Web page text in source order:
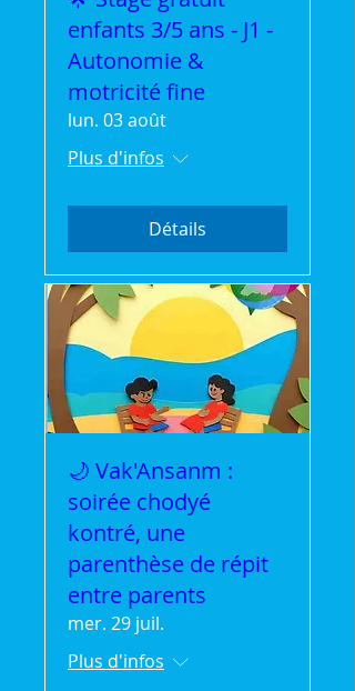
enfants 3/5 ans - J1 -
Autonomie &
motricité fine
lun. 03 août
Plus d'infos
Détails
🌙 Vak'Ansanm :
soirée chodyé
kontré, une
parenthèse de répit
entre parents
mer. 29 juil.
Plus d'infos